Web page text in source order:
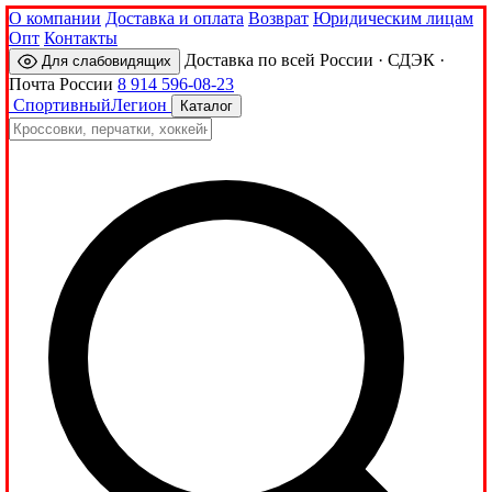
О компании Доставка и оплата Возврат Юридическим лицам
Опт Контакты
Для слабовидящих
Доставка по всей России · СДЭК ·
Почта России 8 914 596-08-23
СпортивныйЛегион Каталог